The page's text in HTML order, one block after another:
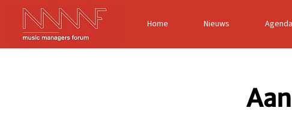
Home Nieuws Agenda